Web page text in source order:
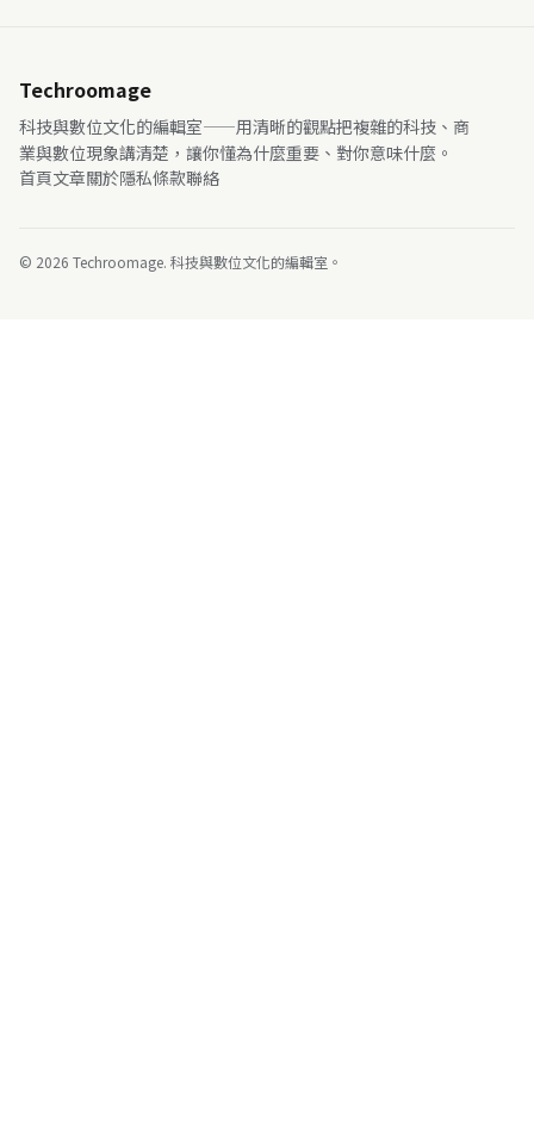
Techroomage
科技與數位文化的編輯室——用清晰的觀點把複雜的科技、商
業與數位現象講清楚，讓你懂為什麼重要、對你意味什麼。
首頁文章關於隱私條款聯絡
© 2026 Techroomage. 科技與數位文化的編輯室。